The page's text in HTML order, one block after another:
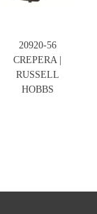
20920-56
CREPERA |
RUSSELL
HOBBS